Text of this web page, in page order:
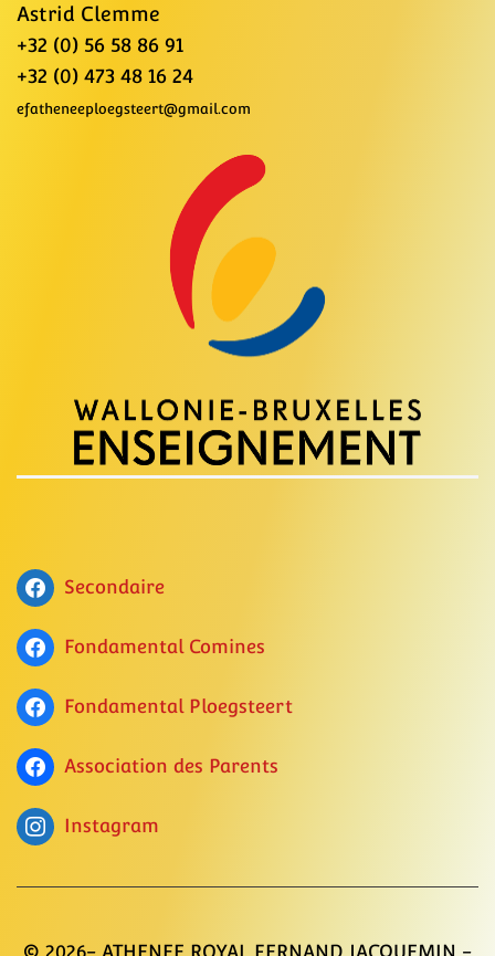
Astrid Clemme
+32 (0) 56 58 86 91
+32 (0) 473 48 16 24
efatheneeploegsteert@gmail.com
Secondaire
Fondamental Comines
Fondamental Ploegsteert
Association des Parents
Instagram